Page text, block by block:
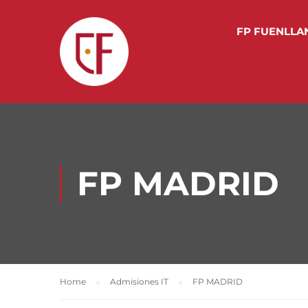
FP
FP MADRID
Home Admisiones IT FP MADRID